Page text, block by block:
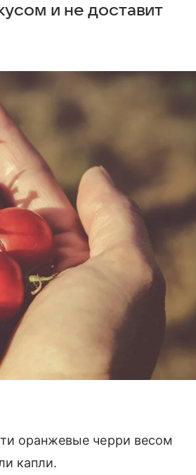
и не доставит
оранжевые черри весом
капли.